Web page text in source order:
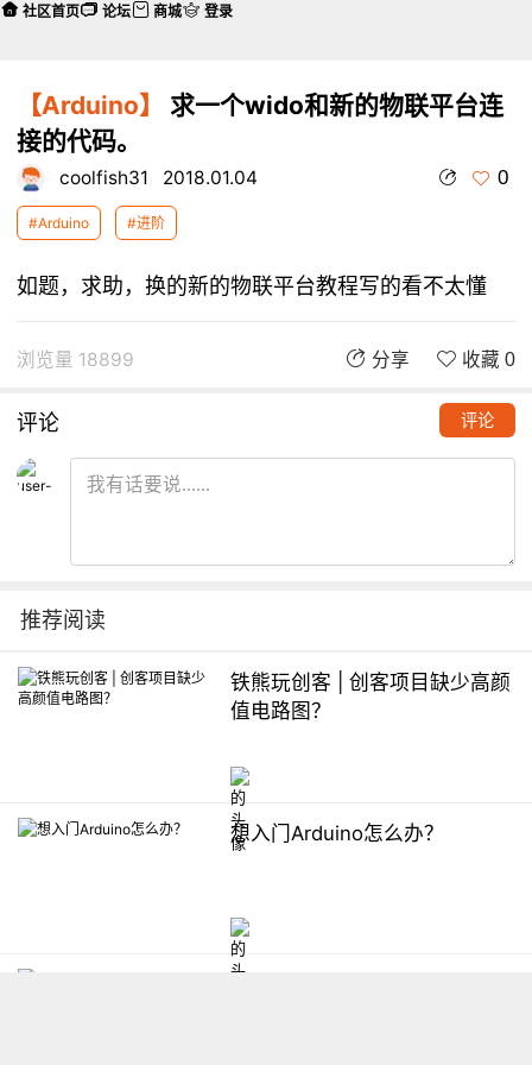
【Arduino】
求一个wido和新的物联平台连
接的代码。
coolfish31 2018.01.04 0
#Arduino #进阶
如题，求助，换的新的物联平台教程写的看不太懂
浏览量 18899 分享 收藏 0
评论 评论
推荐阅读
铁熊玩创客 | 创客项目缺少高颜
值电路图？
想入门Arduino怎么办？
社区首页 论坛 商城 登录